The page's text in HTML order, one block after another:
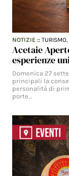
NOTIZIE ::TURISMO,
Acetaie
esperienze
Domenica 27
principali la
personalità di
porte…